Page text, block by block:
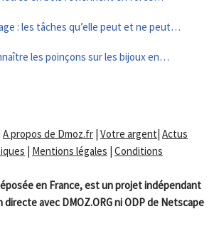
: les tâches qu’elle peut et ne peut…
les poinçons sur les bijoux en…
A propos de Dmoz.fr | Votre argent| Actus
| Mentions légales | Conditions
en France, est un projet indépendant
avec DMOZ.ORG ni ODP de Netscape